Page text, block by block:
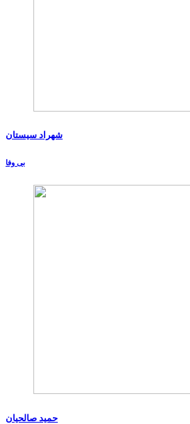
شهراد سیستان
بی وفا
حمید صالحیان